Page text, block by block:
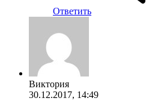
Ответить
Виктория
30.12.2017, 14:49